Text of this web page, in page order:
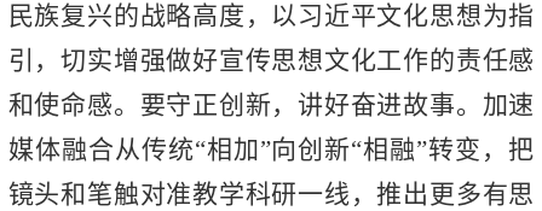
民族复兴的战略高度，以习近平文化思想为指
引，切实增强做好宣传思想文化工作的责任感
和使命感。要守正创新，讲好奋进故事。加速
媒体融合从传统“相加”向创新“相融”转变，把
镜头和笔触对准教学科研一线，推出更多有思